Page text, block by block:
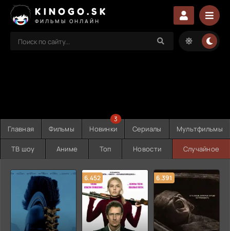
KINOGO.SK
ФИЛЬМЫ ОНЛАЙН
Главная Фильмы Новинки
3
Сериалы Мультфильмы
ТВ шоу Аниме Топ Новости Случайное
6.452 6.391